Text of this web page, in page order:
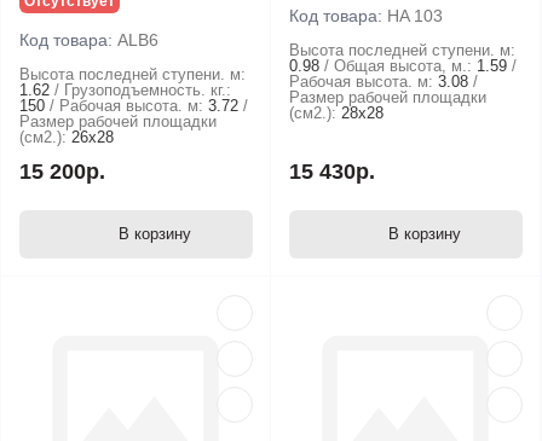
Код товара: ALB6
Высота последней ступени. м:
1.62
Грузоподъемность. кг.:
150
Рабочая высота. м: 3.72
Размер рабочей площадки
(см2.): 26х28
15 200р.
В корзину
Код товара: HA 103
Высота последней ступени. м:
0.98
Общая высота, м.: 1.59
Рабочая высота. м: 3.08
Размер рабочей площадки
(см2.): 28х28
15 430р.
В корзину